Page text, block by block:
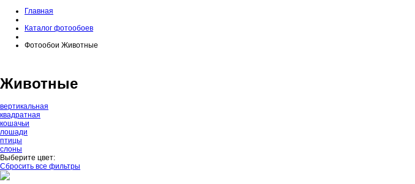
Главная
Каталог фотообоев
Фотообои Животные
Животные
вертикальная
квадратная
кошачьи
лошади
птицы
слоны
Выберите цвет:
Сбросить все фильтры